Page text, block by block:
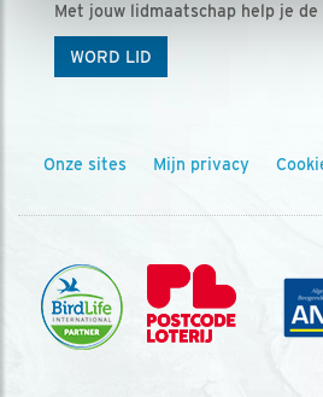
Met jouw lidmaatschap help je de
WORD LID
Onze sites Mijn privacy